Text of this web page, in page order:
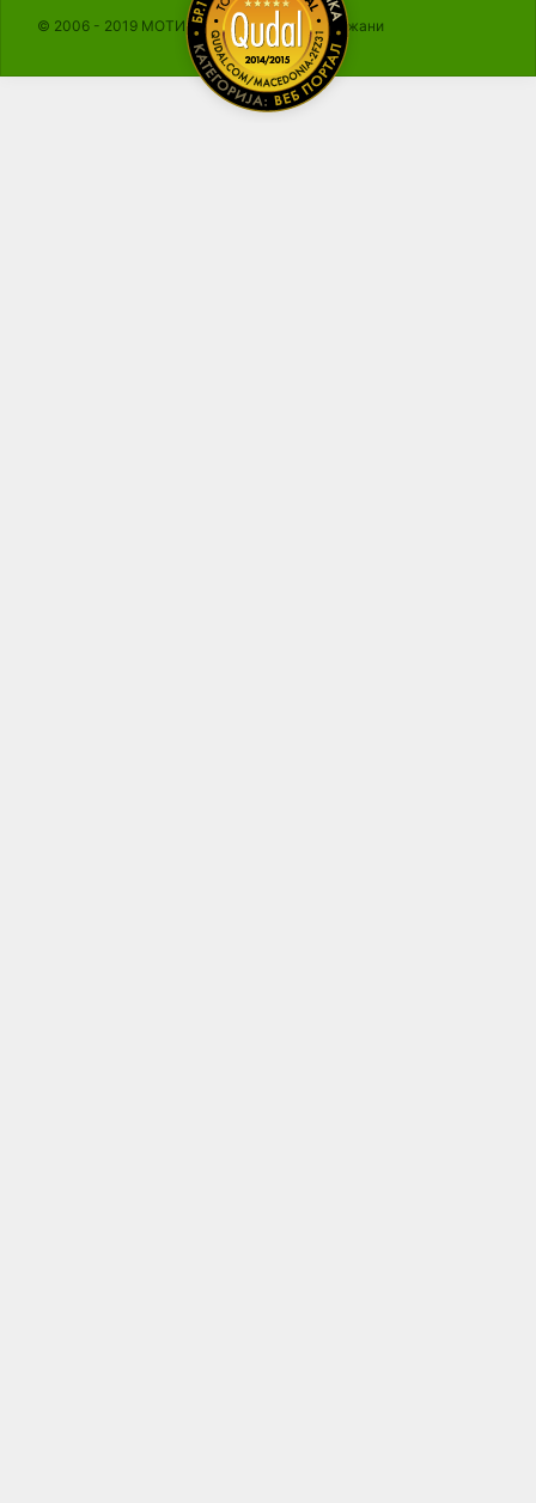
© 2006 - 2019 МОТИКА, Сите права се задржани